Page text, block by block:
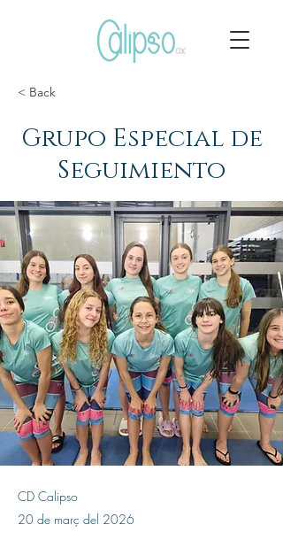
< Back
Grupo Especial de
Seguimiento
CD Calipso
20 de març del 2026